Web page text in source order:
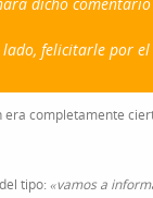
felicitarle por
completamente
tipo: «vamos a